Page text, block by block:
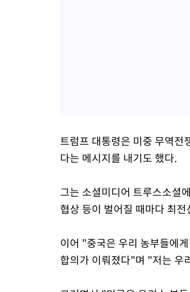
트럼프 대통령은 미중 무역전
다는 메시지를 내기도 했다.
그는 소셜미디어 트루스소셜
협상 등이 벌어질 때마다 최
이어 "중국은 우리 농부들에
합의가 이뤄졌다"며 "저는 우